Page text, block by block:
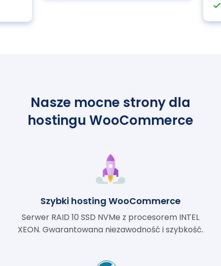
Nasze mocne strony dla
hostingu WooCommerce
Szybki hosting WooCommerce
Serwer RAID 10 SSD NVMe z procesorem INTEL
XEON. Gwarantowana niezawodność i szybkość.